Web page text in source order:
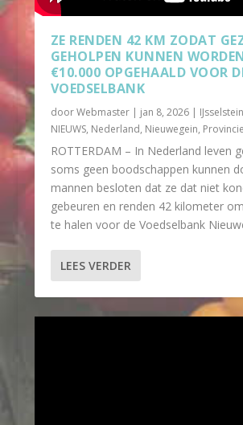
ZE RENDEN 42 KM ZODAT
GEHOLPEN KUNNEN
€10.000 OPGEHAALD VOOR
VOEDSELBANK
doorWebmaster| jan 8, 2026| IJsselstein
NIEUWS, Nederland, Nieuwegein,
ROTTERDAM – In Nederland leven
soms geen boodschappen kunnen
mannen besloten dat ze dat niet
gebeuren en renden 42 kilometer
te halen voor de Voedselbank
LEES VERDER